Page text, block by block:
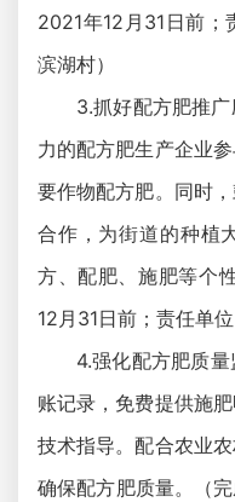
2021年12月31日前；
滨湖村）
3.抓好配方肥推
力的配方肥生产企业
要作物配方肥。同时
合作，为街道的种植
方、配肥、施肥等个
12月31日前；责任单
4.强化配方肥质
账记录，免费提供施
技术指导。配合农业
确保配方肥质量。（